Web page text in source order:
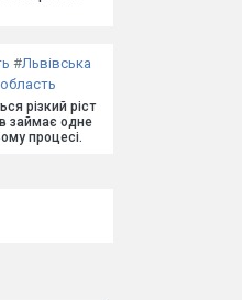
#Львівська
різкий ріст
займає одне
процесі.